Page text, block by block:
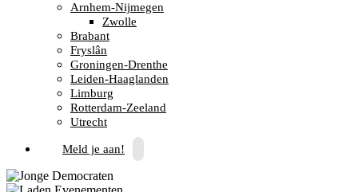
Arnhem-Nijmegen
Zwolle
Brabant
Fryslân
Groningen-Drenthe
Leiden-Haaglanden
Limburg
Rotterdam-Zeeland
Utrecht
Meld je aan!